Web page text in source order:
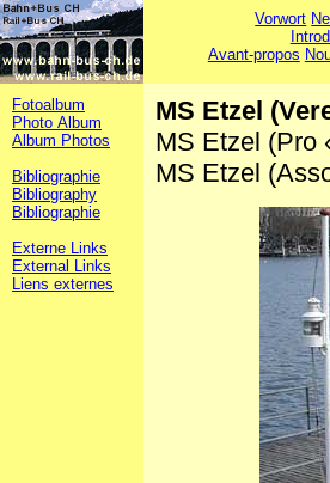
Vorwort
Avant-propos
Fotoalbum
Photo Album
Album Photos
Bibliographie
Bibliography
Bibliographie
Externe Links
External Links
Liens externes
MS Etzel
MS Etzel (Pro
MS Etzel